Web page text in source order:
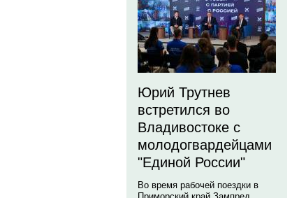
Юрий Трутнев
встретился во
Владивостоке с
молодогвардейцами
"Единой России"
Во время рабочей поездки в